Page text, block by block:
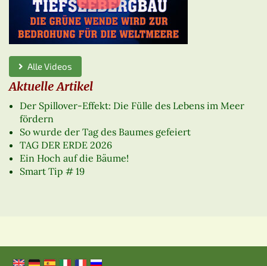
Alle Videos
Aktuelle Artikel
Der Spillover-Effekt: Die Fülle des Lebens im Meer
fördern
So wurde der Tag des Baumes gefeiert
TAG DER ERDE 2026
Ein Hoch auf die Bäume!
Smart Tip # 19